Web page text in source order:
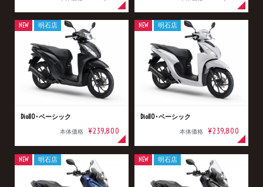
Dio110･ベーシック
本体価格 ¥239,800
NEW 明石店
Dio110･ベーシック
本体価格 ¥239,800
NEW 明石店
NEW 明石店 NEW 明石店